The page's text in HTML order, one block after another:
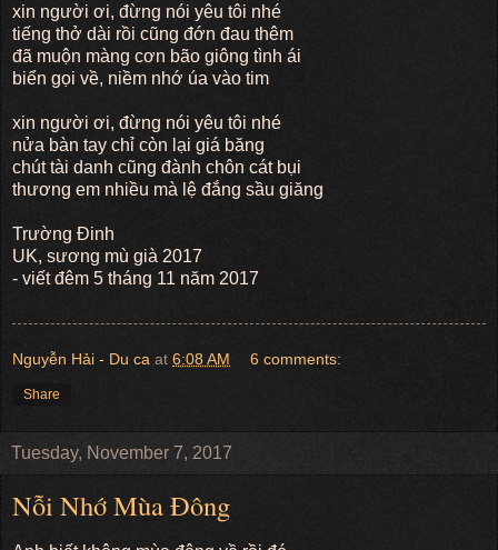
xin người ơi, đừng nói yêu tôi nhé
tiếng thở dài rồi cũng đớn đau thêm
đã muộn màng cơn bão giông tình ái
biển gọi về, niềm nhớ úa vào tim
xin người ơi, đừng nói yêu tôi nhé
nửa bàn tay chỉ còn lại giá băng
chút tài danh cũng đành chôn cát bụi
thương em nhiều mà lệ đắng sầu giăng
Trường Đinh
UK, sương mù già 2017
- viết đêm 5 tháng 11 năm 2017
Nguyễn Hải - Du ca at 6:08 AM 6 comments:
Share
Tuesday, November 7, 2017
Nỗi Nhớ Mùa Đông